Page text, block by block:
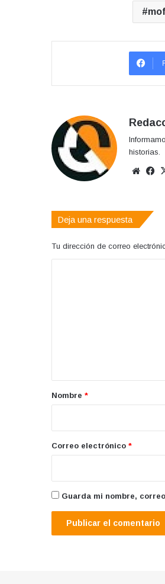
historias.
Sitio
Deja una respuesta
Tu dirección de correo
r
*
Nombre *
Correo electrónico *
Guarda mi nombre,